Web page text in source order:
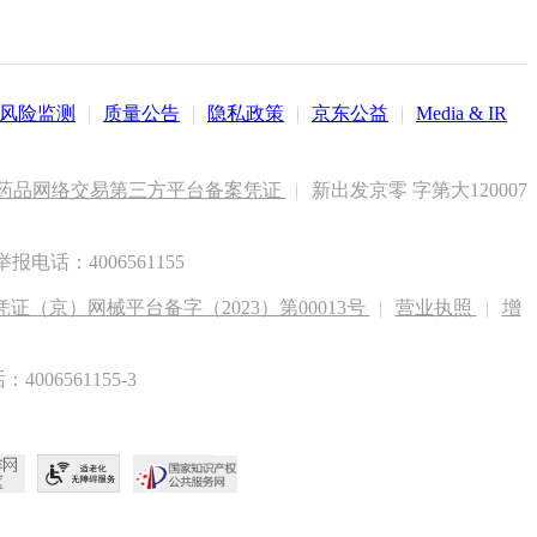
风险监测 | 质量公告 | 隐私政策 | 京东公益 | Media & IR
品网络交易第三方平台备案凭证 |
新出发京零 字第大120007
报电话：4006561155
证（京）网械平台备字（2023）第00013号 | 营业执照 |
增
4006561155-3